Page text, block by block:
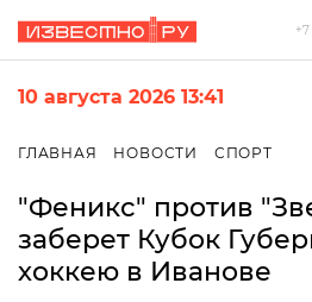
10 августа 2026 13:41
ГЛАВНАЯ НОВОСТИ СПОРТ
"Феникс" против
заберет Кубок
хоккею в Иванове